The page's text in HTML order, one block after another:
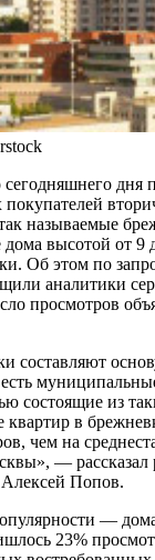
дня
называемые
высотой от 9
Об этом по
аналитики
просмотров
составляют
состоящие из
квартир в
чем на
— рассказал
Попов.
—
23%